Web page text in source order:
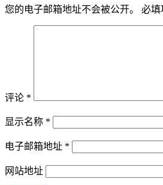
您的电子邮箱地址不会被公开。 必填
评论 *
显示名称 *
电子邮箱地址 *
网站地址